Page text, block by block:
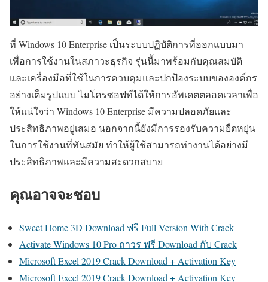
ที่ Windows 10 Enterprise เป็นระบบปฏิบัติการที่ออกแบบมา
เพื่อการใช้งานในสภาวะธุรกิจ รุ่นนี้มาพร้อมกับคุณสมบัติ
และเครื่องมือที่ใช้ในการควบคุมและปกป้องระบบขององค์กร
อย่างเต็มรูปแบบ ไมโครซอฟท์ได้ให้การอัพเดตตลอดเวลาเพื่อ
ให้แน่ใจว่า Windows 10 Enterprise มีความปลอดภัยและ
ประสิทธิภาพอยู่เสมอ นอกจากนี้ยังมีการรองรับความยืดหยุ่น
ในการใช้งานที่ทันสมัย ทำให้ผู้ใช้สามารถทำงานได้อย่างมี
ประสิทธิภาพและมีความสะดวกสบาย
คุณอาจจะชอบ
Sweet Home 3D Download ฟรี Full Version With Crack
Activate Windows 10 Pro ถาวร ฟรี Download กับ Crack
Microsoft Excel 2019 Crack Download + Activation Key
Microsoft Excel 2019 Crack Download + Activation Key